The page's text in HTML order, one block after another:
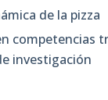
de la pizza
competencias
investigación